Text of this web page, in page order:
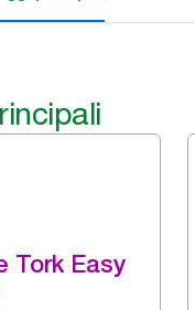
Tork Easy